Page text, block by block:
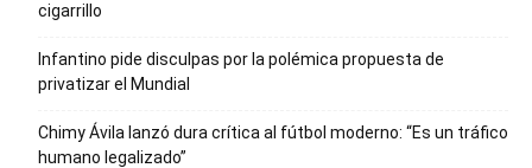
cigarrillo
Infantino pide disculpas por la polémica propuesta de
privatizar el Mundial
Chimy Ávila lanzó dura crítica al fútbol moderno: “Es un tráfico
humano legalizado”